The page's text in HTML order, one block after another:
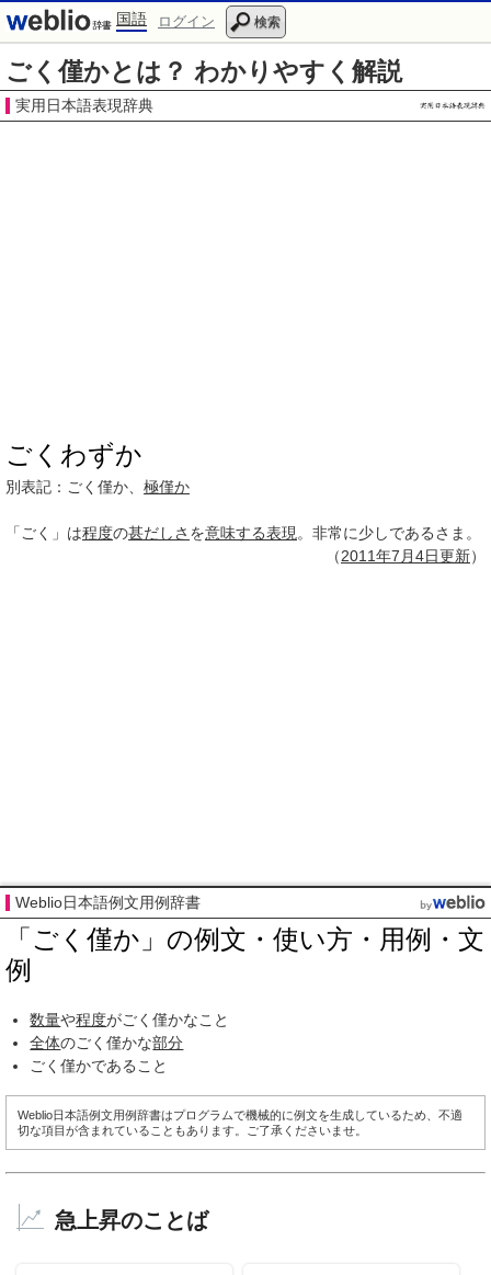
国語 ログイン 検索
ごく僅かとは？ わかりやすく解説
実用日本語表現辞典
ごくわずか
別表記： ごく僅か、 極僅か
「ごく」は程度の甚だしさ を意味する表現 。非常に少しであるさま。
（2011年7月4日更新）
Weblio日本語例文用例辞書
「ごく僅か」の例文・使い方・用例・文
例
数量や程度がごく僅かなこと
全体のごく僅かな部分
ごく僅かであること
Weblio日本語例文用例辞書はプログラムで機械的に例文を生成しているため、不適
切な項目が含まれていることもあります。ご了承くださいませ。
急上昇のことば